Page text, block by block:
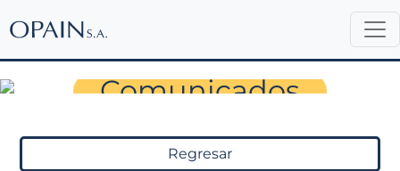
Sala de Prensa
Comunicados
Regresar